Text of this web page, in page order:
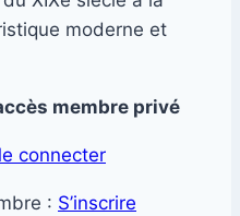
moderne et
membre privé
connecter
: S’inscrire